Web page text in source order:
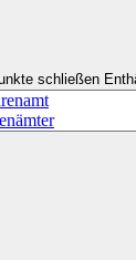
schließen